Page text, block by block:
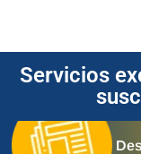
Servicios